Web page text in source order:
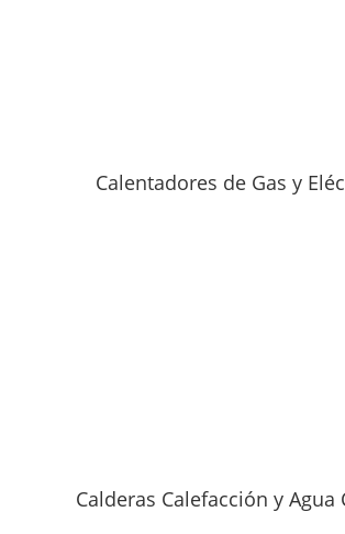
Calentadores de Gas y
Calderas Calefacción y Agua